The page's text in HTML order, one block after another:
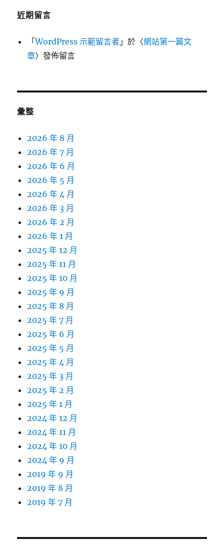
近期留言
「WordPress 示範留言者 」於〈網站第一篇文
章〉發佈留言
彙整
2026 年 8 月
2026 年 7 月
2026 年 6 月
2026 年 5 月
2026 年 4 月
2026 年 3 月
2026 年 2 月
2026 年 1 月
2025 年 12 月
2025 年 11 月
2025 年 10 月
2025 年 9 月
2025 年 8 月
2025 年 7 月
2025 年 6 月
2025 年 5 月
2025 年 4 月
2025 年 3 月
2025 年 2 月
2025 年 1 月
2024 年 12 月
2024 年 11 月
2024 年 10 月
2024 年 9 月
2019 年 9 月
2019 年 8 月
2019 年 7 月